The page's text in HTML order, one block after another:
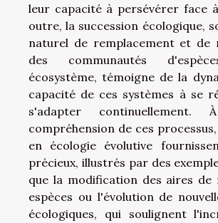
leur capacité à persévérer face
outre, la succession écologique,
naturel de remplacement et de
des communautés
écosystème, témoigne de la
capacité de ces systèmes à se
s'adapter
compréhension de ces
en écologie évolutive
précieux, illustrés par des
que la modification des aires
espèces ou l'évolution de
écologiques, qui soulignent